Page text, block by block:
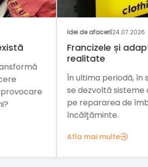
și adaptarea la
în statele europene
sisteme de franciză bazate
de îmbrăcăminte și de
O